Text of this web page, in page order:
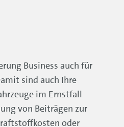
Business auch für
sind auch Ihre
im Ernstfall
von Beiträgen zur
oder